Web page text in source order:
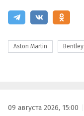
Aston Martin Bentley
09 августа 2026, 15:00